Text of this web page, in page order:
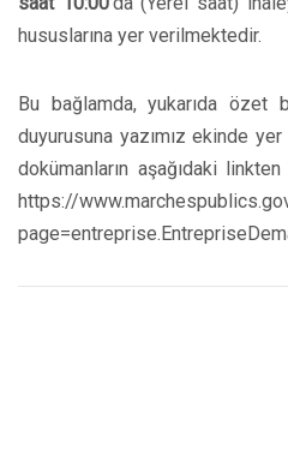
hususlarına yer verilmektedir.
Bu bağlamda, yukarıda
duyurusuna yazımız ekinde
dokümanların aşağıdaki
https://